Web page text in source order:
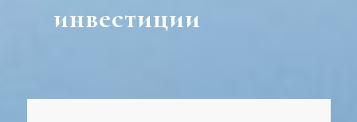
инвестиции